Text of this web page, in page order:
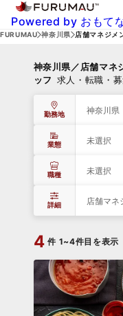
Powered by おもて
FURUMAU 神奈川県 店舗マネジメ
神奈川県／店舗マネ
ッフ 求人・転職・
勤務地 神奈川県
業態 未選択
職種 未選択
詳細 店舗マネ
4 件 1~4件目を表示